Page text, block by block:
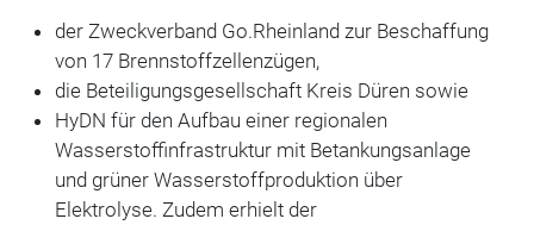
der Zweckverband Go.Rheinland zur Beschaffung
von 17 Brennstoffzellenzügen,
die Beteiligungsgesellschaft Kreis Düren sowie
HyDN für den Aufbau einer regionalen
Wasserstoffinfrastruktur mit Betankungsanlage
und grüner Wasserstoffproduktion über
Elektrolyse. Zudem erhielt der